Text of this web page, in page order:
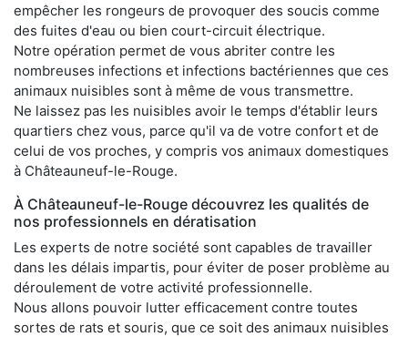
empêcher les rongeurs de provoquer des soucis comme
des fuites d'eau ou bien court-circuit électrique.
Notre opération permet de vous abriter contre les
nombreuses infections et infections bactériennes que ces
animaux nuisibles sont à même de vous transmettre.
Ne laissez pas les nuisibles avoir le temps d'établir leurs
quartiers chez vous, parce qu'il va de votre confort et de
celui de vos proches, y compris vos animaux domestiques
à Châteauneuf-le-Rouge.
À Châteauneuf-le-Rouge découvrez les qualités de
nos professionnels en dératisation
Les experts de notre société sont capables de travailler
dans les délais impartis, pour éviter de poser problème au
déroulement de votre activité professionnelle.
Nous allons pouvoir lutter efficacement contre toutes
sortes de rats et souris, que ce soit des animaux nuisibles